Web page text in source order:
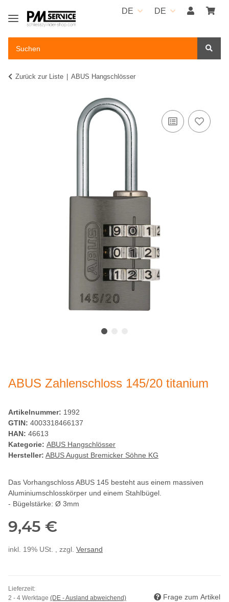
DE DE
Zurück zur Liste ABUS Hangschlösser
ABUS Zahlenschloss 145/20 titanium
Artikelnummer: 1992
GTIN: 4003318466137
HAN: 46613
Kategorie: ABUS Hangschlösser
Hersteller: ABUS August Bremicker Söhne KG
Das Vorhangschloss ABUS 145 besteht aus einem massiven
Aluminiumschlosskörper und einem Stahlbügel.
- Bügelstärke: Ø 3mm
9,45 €
inkl. 19% USt. , zzgl. Versand
Lieferzeit:
2 - 4 Werktage (DE - Ausland abweichend) Frage zum Artikel